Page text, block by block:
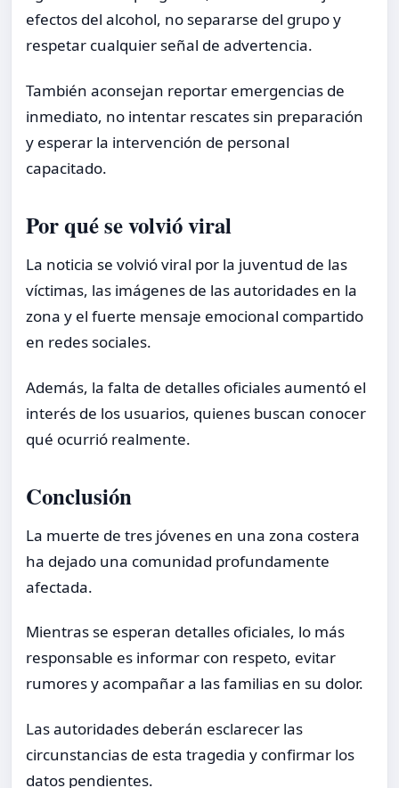
efectos del alcohol, no separarse del grupo y
respetar cualquier señal de advertencia.
También aconsejan reportar emergencias de
inmediato, no intentar rescates sin preparación
y esperar la intervención de personal
capacitado.
Por qué se volvió viral
La noticia se volvió viral por la juventud de las
víctimas, las imágenes de las autoridades en la
zona y el fuerte mensaje emocional compartido
en redes sociales.
Además, la falta de detalles oficiales aumentó el
interés de los usuarios, quienes buscan conocer
qué ocurrió realmente.
Conclusión
La muerte de tres jóvenes en una zona costera
ha dejado una comunidad profundamente
afectada.
Mientras se esperan detalles oficiales, lo más
responsable es informar con respeto, evitar
rumores y acompañar a las familias en su dolor.
Las autoridades deberán esclarecer las
circunstancias de esta tragedia y confirmar los
datos pendientes.